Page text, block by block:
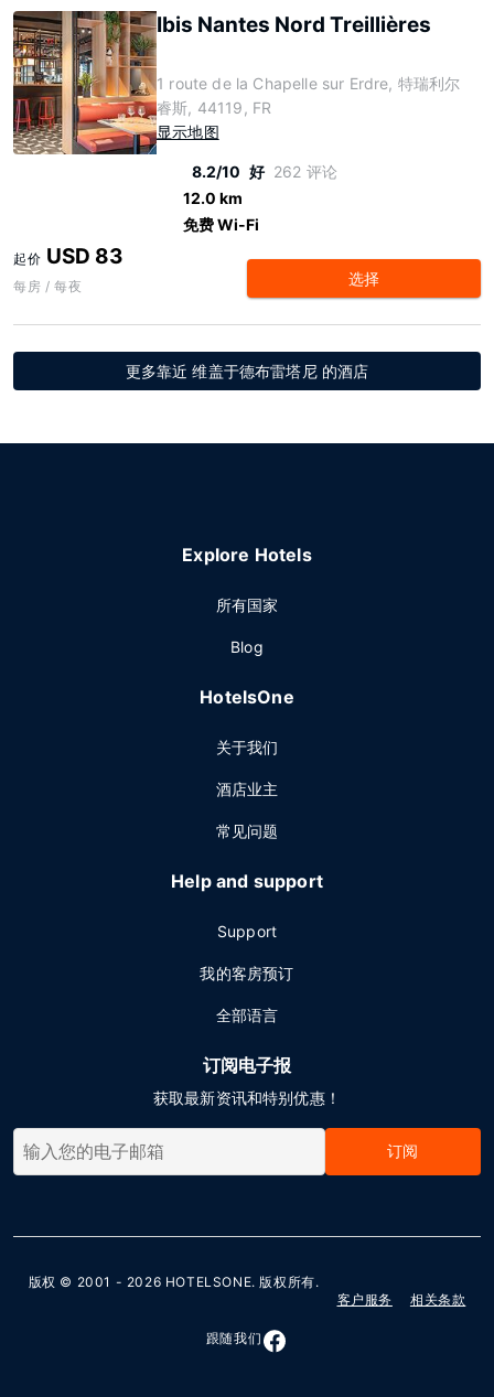
Ibis Nantes Nord Treillières
1 route de la Chapelle sur Erdre, 特瑞利尔
睿斯, 44119, FR
显示地图
8.2/10 好 262 评论
12.0 km
免费 Wi-Fi
起价 USD 83
每房 / 每夜 选择
更多靠近 维盖于德布雷塔尼 的酒店
Explore Hotels
所有国家
Blog
HotelsOne
关于我们
酒店业主
常见问题
Help and support
Support
我的客房预订
全部语言
订阅电子报
获取最新资讯和特别优惠！
订阅
版权 © 2001 - 2026 HOTELSONE. 版权所有.
客户服务
相关条款
跟随我们